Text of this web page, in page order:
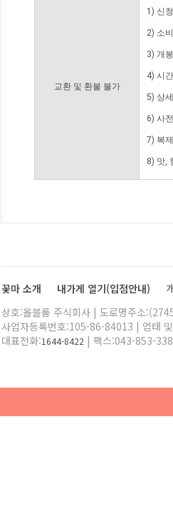
교환 및 환불 불가
1) 신
2) 소
3) 개
4) 시
5) 상
6) 사
7) 복
8) 맛,
꽃마 소개 내가게 열기(입점안내)
상호:올블룸 주식회사 | 도로명주소
사업자등록번호:105-86-84013 | 업태
대표전화:1644-8422 | 팩스:043-853-